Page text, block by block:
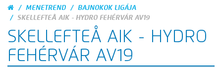
MENETREND
BAJNOKOK LIGÁJA
SKELLEFTEÅ AIK - HYDRO FEHÉRVÁR AV19
SKELLEFTEÅ AIK - HYDRO
FEHÉRVÁR AV19